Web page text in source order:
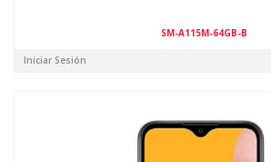
SM-A115M-64GB-B
Iniciar Sesión